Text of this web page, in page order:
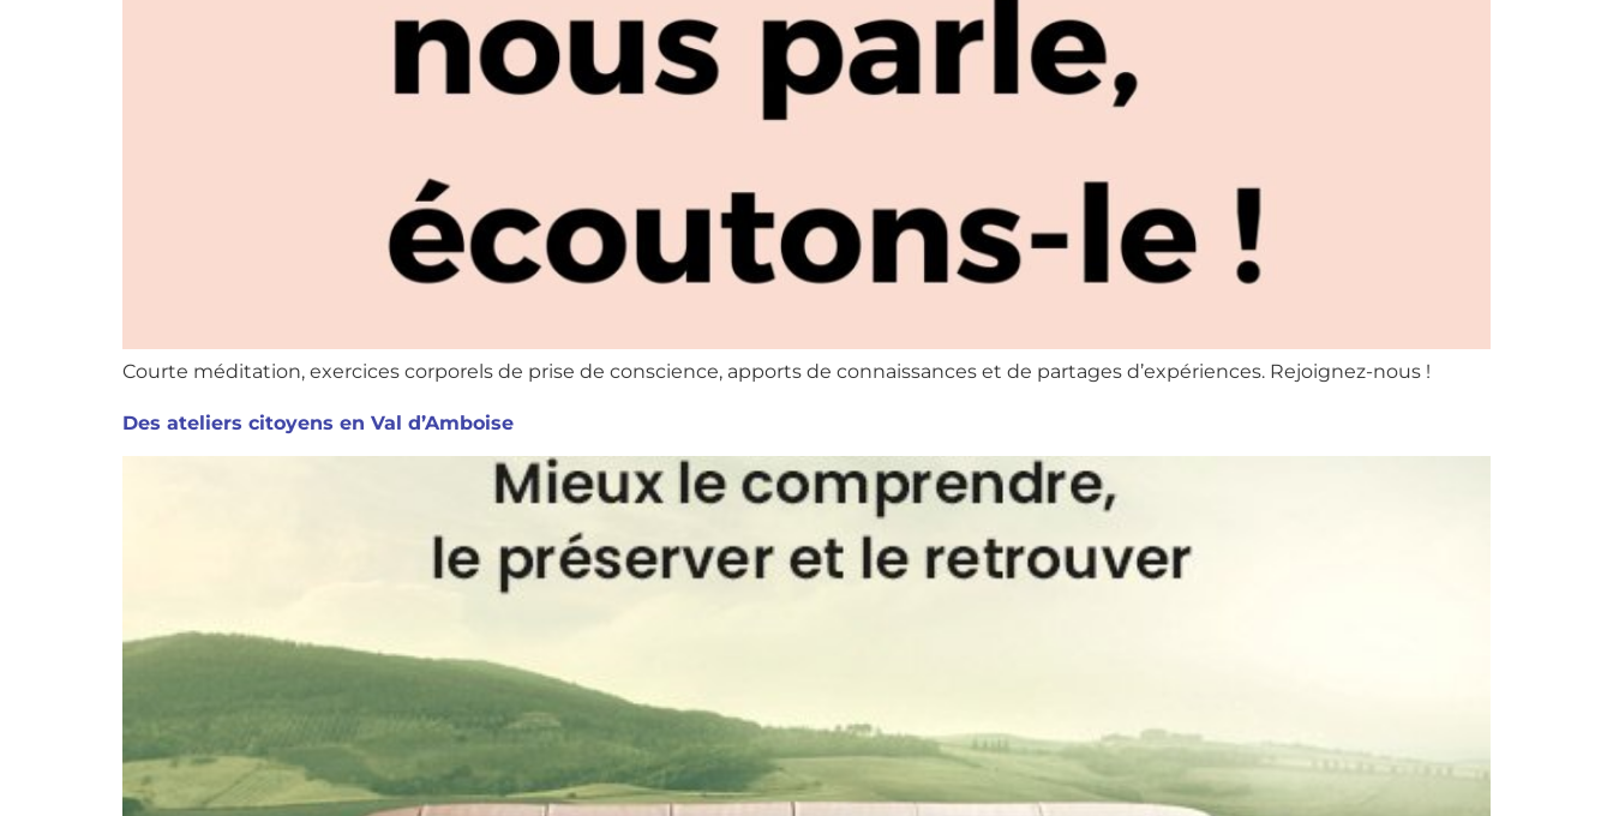
Courte méditation, exercices corporels de prise de conscience, apports de connaissances et de partages d’expériences. Rejoignez-nous !
Des ateliers citoyens en Val d’Amboise